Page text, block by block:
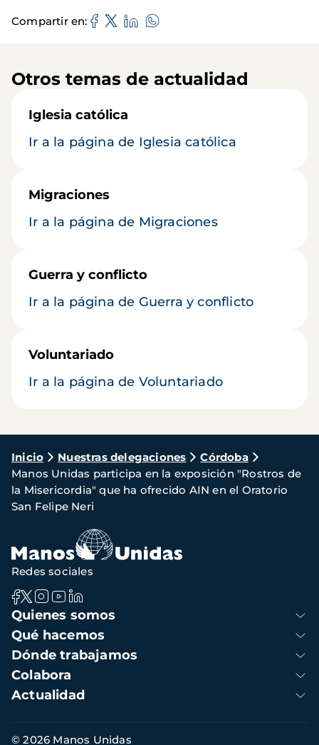
Compartir en
Otros temas de actualidad
Iglesia católica
Ir a la página de Iglesia católica
Migraciones
Ir a la página de Migraciones
Guerra y conflicto
Ir a la página de Guerra y conflicto
Voluntariado
Ir a la página de Voluntariado
Ruta
de
navegación
Inicio Nuestras delegaciones
Córdoba
Manos Unidas participa en la exposición "Rostros de
la Misericordia" que ha ofrecido AIN en el Oratorio
San Felipe Neri
Navegación
principal
Quienes somos
Qué hacemos
Dónde trabajamos
Colabora
Actualidad
Redes sociales
Información
© 2026 Manos Unidas